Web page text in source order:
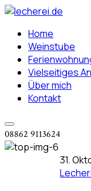
Home
Weinstube
Vielseitiges
Über mich
Kontakt
08862 9113624
31.